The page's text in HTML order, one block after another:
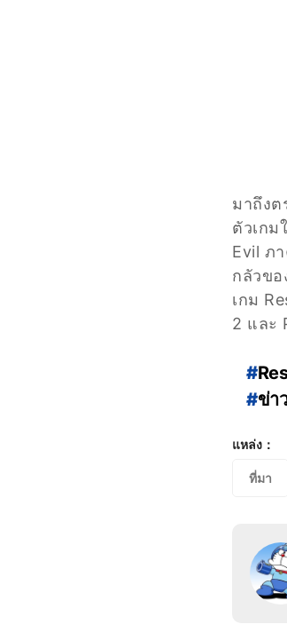
มาถึงต
ตัวเกม
Evil ภ
กลัวขอ
เกม
2 และ
#
#ข่า
แหล่ง：
ที่มา